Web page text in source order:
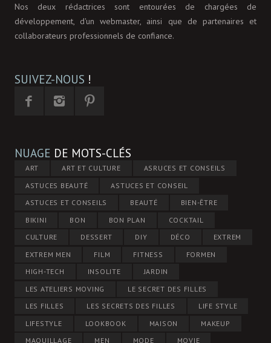
Nos deux rédactrices sont entourées de chargées de
développement, d'un webmaster, ainsi que de partenaires et
collaborateurs professionnels de confiance.
SUIVEZ-NOUS !
NUAGE DE MOTS-CLÉS
ART ART ET CULTURE
ASRUCES ET CONSEILS
ASTUCES BEAUTÉ
ASTUCES ET CONSEIL
ASTUCES ET CONSEILS
BEAUTÉ
BIEN-ÊTRE
BIKINI
BON BON PLAN
COCKTAIL
CULTURE
DESSERT DIY DÉCO
EXTREM
EXTREM MEN
FILM FITNESS
FORMEN
HIGH-TECH
INSOLITE
JARDIN
LES ATELIERS MOVING
LE SECRET DES FILLES
LES FILLES
LES SECRETS DES FILLES
LIFE STYLE
LIFESTYLE
LOOKBOOK MAISON
MAKEUP
MAQUILLAGE
MEN MODE MOVIE